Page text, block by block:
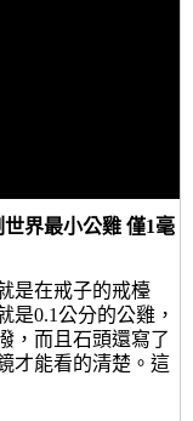
界最小公雞 僅1毫
是在戒子的戒檯
是0.1公分的公雞，
，而且石頭還寫了
才能看的清楚。這